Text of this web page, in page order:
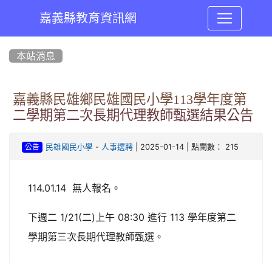
嘉義縣教育資訊網
本站消息
嘉義縣民雄鄉民雄國民小學113學年度第
二學期第二次長期代理教師甄選結果公告
公告 民雄國民小學- 人事選聘| 2025-01-14 | 點閱數： 215
114.01.14 無人報名。
下週二 1/21(二)上午 08:30 進行 113 學年度第二
學期第三次長期代理教師甄選。